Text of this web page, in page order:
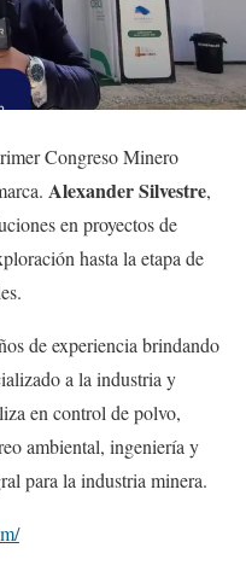
Congreso Minero
Alexander Silvestre,
en proyectos de
hasta la etapa de
de experiencia brindando
a la industria y
en control de polvo,
ambiental, ingeniería y
para la industria minera.